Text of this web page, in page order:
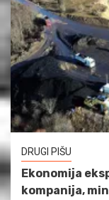
DRUGI PIŠU
Ekonomija
kompanija,